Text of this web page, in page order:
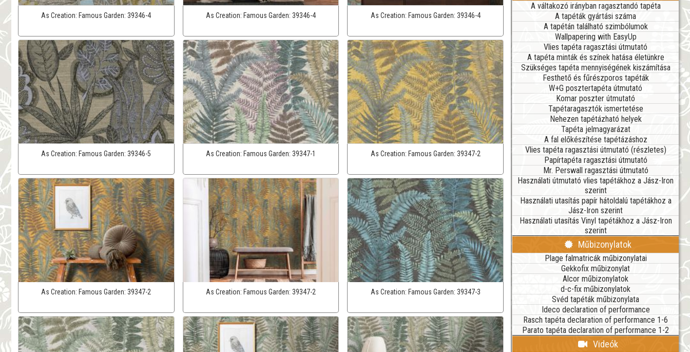
As Creation: Famous Garden:39346-4 As Creation: Famous Garden: 39346-4 As Creation: Famous Garden: 39346-4
As Creation: Famous Garden:39346-5 As Creation: Famous Garden: 39347-1 As Creation: Famous Garden: 39347-2
As Creation: Famous Garden:39347-2 As Creation: Famous Garden: 39347-2 As Creation: Famous Garden: 39347-3
A váltakozó irányban ragasztandó tapéta
A tapéták gyártási száma
A tapétán található szimbólumok
Wallpapering with EasyUp
Vlies tapéta ragasztási útmutató
A tapéta minták és színek hatása életünkre
Szükséges tapéta mennyiségének kiszámítása
Festhető és fűrészporos tapéták
W+G posztertapéta útmutató
Komar poszter útmutató
Tapétaragasztók ismertetése
Nehezen tapétázható helyek
Tapéta jelmagyarázat
A fal előkészítése tapétázáshoz
Vlies tapéta ragasztási útmutató (részletes)
Papírtapéta ragasztási útmutató
Mr. Perswall ragasztási útmutató
Használati útmutató vlies tapétákhoz a Jász-Iron
szerint
Használati utasítás papír hátoldalú tapétákhoz a
Jász-Iron szerint
Használati utasítás Vinyl tapétákhoz a Jász-Iron
szerint
Műbizonylatok
Plage falmatricák műbizonylatai
Gekkofix műbizonylat
Alcor műbizonylatok
d-c-fix műbizonylatok
Svéd tapéták műbizonylata
Ideco declaration of performance
Rasch tapéta declaration of performance 1-6
Parato tapéta declaration of performance 1-2
Videók